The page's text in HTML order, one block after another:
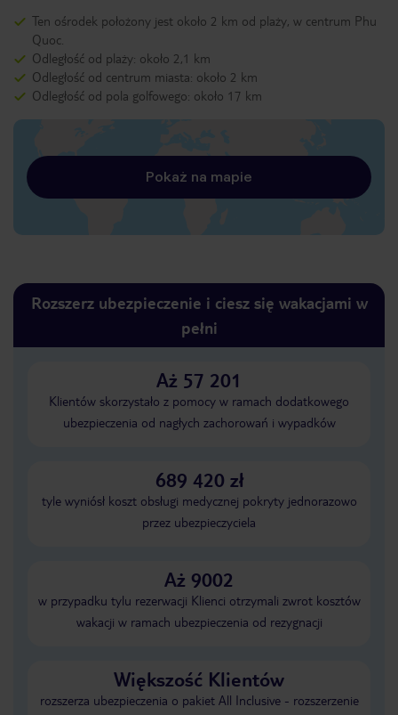
Ten ośrodek położony jest około 2 km od plaży, w centrum Phu
Quoc.
Odległość od plaży: około 2,1 km
Odległość od centrum miasta: około 2 km
Odległość od pola golfowego: około 17 km
Pokaż na mapie
Rozszerz ubezpieczenie i ciesz się wakacjami w
pełni
Aż 57 201
Klientów skorzystało z pomocy w ramach dodatkowego
ubezpieczenia od nagłych zachorowań i wypadków
689 420 zł
tyle wyniósł koszt obsługi medycznej pokryty jednorazowo
przez ubezpieczyciela
Aż 9002
w przypadku tylu rezerwacji Klienci otrzymali zwrot kosztów
wakacji w ramach ubezpieczenia od rezygnacji
Większość Klientów
rozszerza ubezpieczenia o pakiet All Inclusive - rozszerzenie